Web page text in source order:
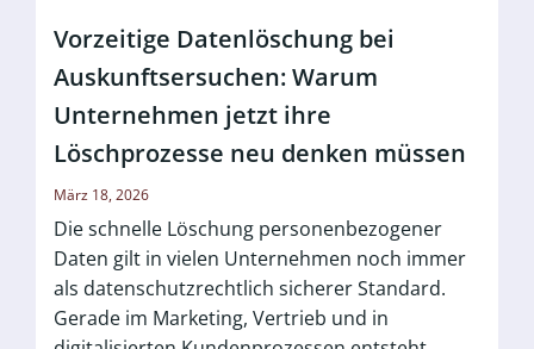
Vorzeitige Datenlöschung bei
Auskunftsersuchen: Warum
Unternehmen jetzt ihre
Löschprozesse neu denken müssen
März 18, 2026
Die schnelle Löschung personenbezogener
Daten gilt in vielen Unternehmen noch immer
als datenschutzrechtlich sicherer Standard.
Gerade im Marketing, Vertrieb und in